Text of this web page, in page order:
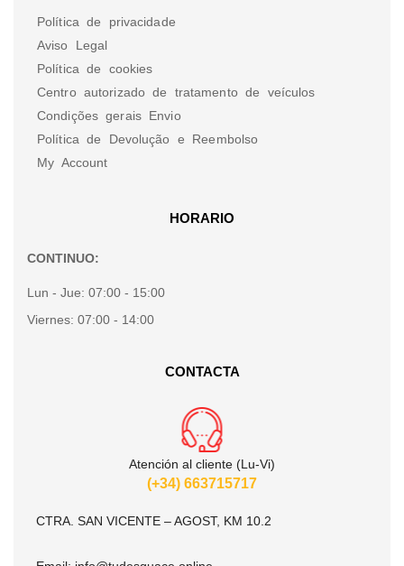
Política de privacidade
Aviso Legal
Política de cookies
Centro autorizado de tratamento de veículos
Condições gerais Envio
Política de Devolução e Reembolso
My Account
HORARIO
CONTINUO:
Lun - Jue: 07:00 - 15:00
Viernes: 07:00 - 14:00
CONTACTA
Atención al cliente (Lu-Vi)
(+34) 663715717
CTRA. SAN VICENTE – AGOST, KM 10.2